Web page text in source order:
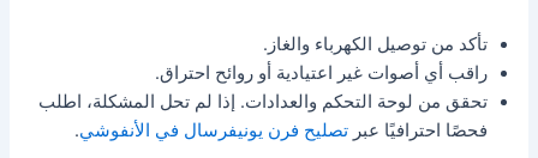
تأكد من توصيل الكهرباء والغاز.
راقب أي أصوات غير اعتيادية أو روائح احتراق.
تحقق من لوحة التحكم والعدادات. إذا لم تحل المشكلة، اطلب
فحصًا احترافيًا عبرتصليح فرن يونيفرسال في الأنفوشي.